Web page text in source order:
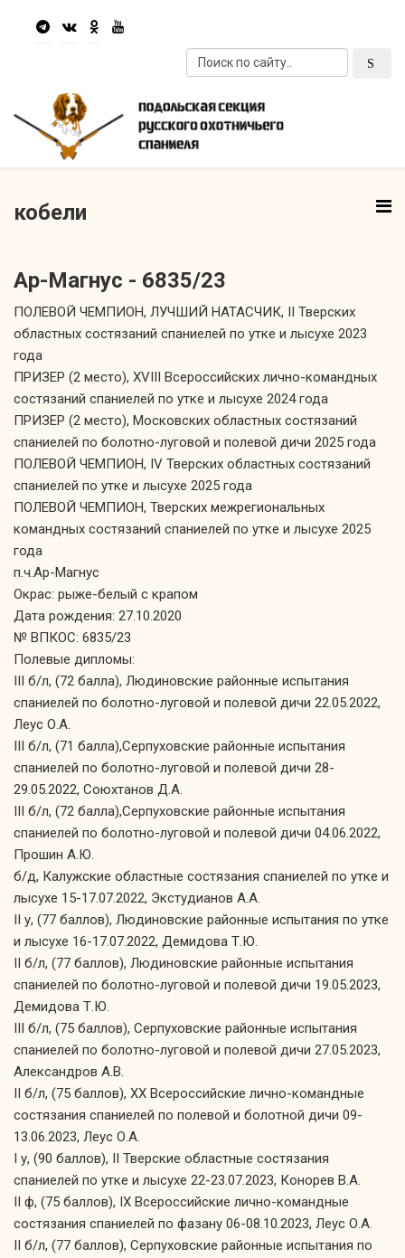
кобели
Ар-Магнус - 6835/23
ПОЛЕВОЙ ЧЕМПИОН, ЛУЧШИЙ НАТАСЧИК, II Тверских
областных состязаний спаниелей по утке и лысухе 2023
года
ПРИЗЕР (2 место), XVIII Всероссийских лично-командных
состязаний спаниелей по утке и лысухе 2024 года
ПРИЗЕР (2 место), Московских областных состязаний
спаниелей по болотно-луговой и полевой дичи 2025 года
ПОЛЕВОЙ ЧЕМПИОН, IV Тверских областных состязаний
спаниелей по утке и лысухе 2025 года
ПОЛЕВОЙ ЧЕМПИОН, Тверских межрегиональных
командных состязаний спаниелей по утке и лысухе 2025
года
п.ч.Ар-Магнус
Окрас: рыже-белый с крапом
Дата рождения: 27.10.2020
№ ВПКОС: 6835/23
Полевые дипломы:
III б/л, (72 балла), Людиновские районные испытания
спаниелей по болотно-луговой и полевой дичи 22.05.2022,
Леус О.А.
III б/л, (71 балла),Серпуховские районные испытания
спаниелей по болотно-луговой и полевой дичи 28-
29.05.2022, Союхтанов Д.А.
III б/л, (72 балла),Серпуховские районные испытания
спаниелей по болотно-луговой и полевой дичи 04.06.2022,
Прошин А.Ю.
б/д, Калужские областные состязания спаниелей по утке и
лысухе 15-17.07.2022, Экстудианов А.А.
II у, (77 баллов), Людиновские районные испытания по утке
и лысухе 16-17.07.2022, Демидова Т.Ю.
II б/л, (77 баллов), Людиновские районные испытания
спаниелей по болотно-луговой и полевой дичи 19.05.2023,
Демидова Т.Ю.
III б/л, (75 баллов), Серпуховские районные испытания
спаниелей по болотно-луговой и полевой дичи 27.05.2023,
Александров А.В.
II б/л, (75 баллов), XX Всероссийские лично-командные
состязания спаниелей по полевой и болотной дичи 09-
13.06.2023, Леус О.А.
I у, (90 баллов), II Тверские областные состязания
спаниелей по утке и лысухе 22-23.07.2023, Конорев В.А.
II ф, (75 баллов), IX Всероссийские лично-командные
состязания спаниелей по фазану 06-08.10.2023, Леус О.А.
II б/л, (77 баллов), Серпуховские районные испытания по